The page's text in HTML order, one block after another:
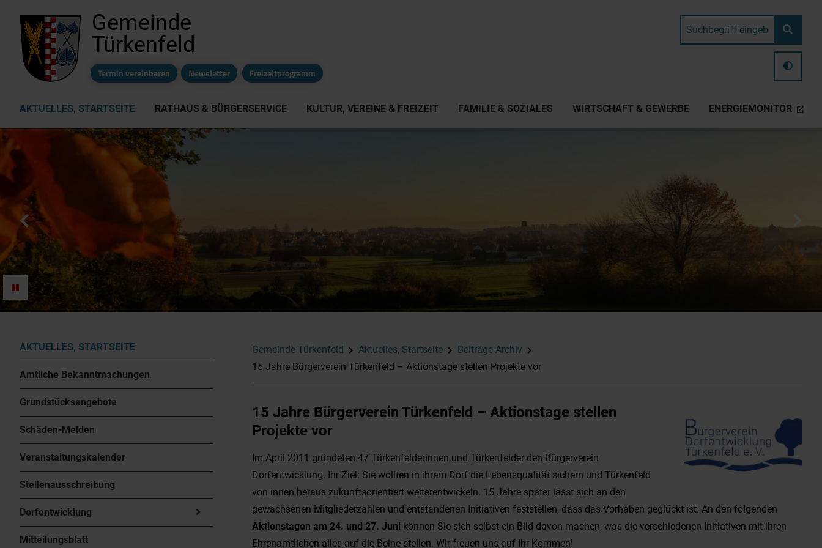
Gemeinde
Türkenfeld
AKTUELLES, STARTSEITE RATHAUS & BÜRGERSERVICE KULTUR, VEREINE & FREIZEIT FAMILIE & SOZIALES WIRTSCHAFT & GEWERBE ENERGIEMONITOR
Termin vereinbaren Newsletter Freizeitprogramm
AKTUELLES, STARTSEITE
Amtliche Bekanntmachungen
Grundstücksangebote
Schäden-Melden
Veranstaltungskalender
Stellenausschreibung
Dorfentwicklung
Mitteilungsblatt
Gemeinde Türkenfeld Aktuelles, Startseite
Beiträge-Archiv
15 Jahre Bürgerverein Türkenfeld – Aktionstage stellen Projekte vor
15 Jahre Bürgerverein Türkenfeld – Aktionstage stellen
Projekte vor
Im April 2011 gründeten 47 Türkenfelderinnen und Türkenfelder den Bürgerverein
Dorfentwicklung. Ihr Ziel: Sie wollten in ihrem Dorf die Lebensqualität sichern und Türkenfeld
von innen heraus zukunftsorientiert weiterentwickeln. 15 Jahre später lässt sich an den
gewachsenen Mitgliederzahlen und entstandenen Initiativen feststellen, dass das Vorhaben geglückt ist. An den folgenden
Aktionstagen am 24. und 27. Juni können Sie sich selbst ein Bild davon machen, was die verschiedenen Initiativen mit ihren
Ehrenamtlichen alles auf die Beine stellen. Wir freuen uns auf Ihr Kommen!